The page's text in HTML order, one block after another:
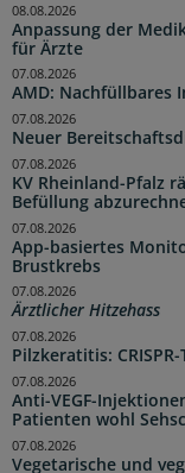
Anpassung der
für Ärzte
08.08.2026
AMD: Nachfüllbares
07.08.2026
Neuer
07.08.2026
KV Rheinland-Pfalz
Befüllung
07.08.2026
App-basiertes
Brustkrebs
07.08.2026
Ärztlicher Hitzehass
07.08.2026
Pilzkeratitis:
07.08.2026
Anti-VEGF-
Patienten wohl
07.08.2026
Vegetarische und
07.08.2026